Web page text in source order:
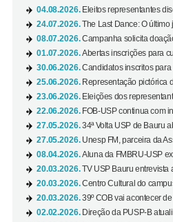
04.08.2026. Eleitos representantes
24.07.2026.The Last Dance: O
08.07.2026.Campanha solicita
01.07.2026.Abertas inscrições para
30.06.2026.Candidatos inscritos
25.06.2026. Representação pictórica
23.06.2026. Eleições dos
22.06.2026. FOB-USP continua com
27.05.2026.34ª Volta USP de Bauru
27.05.2026. Unesp FM, parceira da
08.04.2026.Aluna da FMBRU-USP
20.03.2026.TV USP Bauru entrevista
20.03.2026.Centro Cultural do
20.03.2026.39º COB vai acontecer
02.02.2026. Direção da PUSP-B